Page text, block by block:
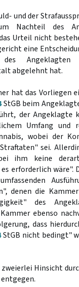
und der
Nachteil des
Urteil nicht
eine
des
abgelehnt hat.
hat das Vorliegen
StGB beim
der Angeklagte
Umfang und
wobei der
sei.
ihm keine
erforderlich wäre".
denen die
des
ebenso
dass
StGB nicht bedingt"
Hinsicht